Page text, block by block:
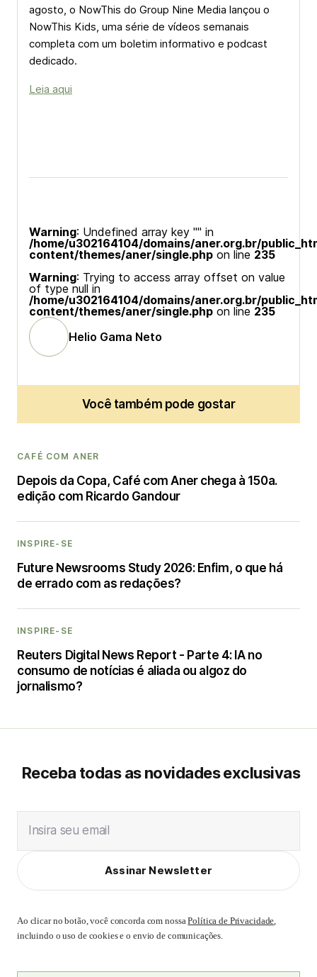
agosto, o NowThis do Group Nine Media lançou o
NowThis Kids, uma série de vídeos semanais
completa com um boletim informativo e podcast
dedicado.
Leia aqui
Warning: Undefined array key "" in
/home/u302164104/domains/aner.org.br/
content/themes/aner/single.php on line 235
Warning: Trying to access array offset on value
of type null in
/home/u302164104/domains/aner.org.br/
content/themes/aner/single.php on line 235
Helio Gama Neto
Você também pode gostar
CAFÉ COM ANER
Depois da Copa, Café com Aner chega à 150a.
edição com Ricardo Gandour
INSPIRE-SE
Future Newsrooms Study 2026: Enfim, o que há
de errado com as redações?
INSPIRE-SE
Reuters Digital News Report - Parte 4: IA no
consumo de notícias é aliada ou algoz do
jornalismo?
Receba todas as novidades exclusivas
Insira seu email
Assinar Newsletter
Ao clicar no botão, você concorda com nossaPolítica de Privacidade,
incluindo o uso de cookies e o envio de comunicações.